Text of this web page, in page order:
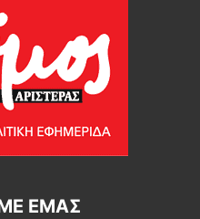
ΕΜΆΣ